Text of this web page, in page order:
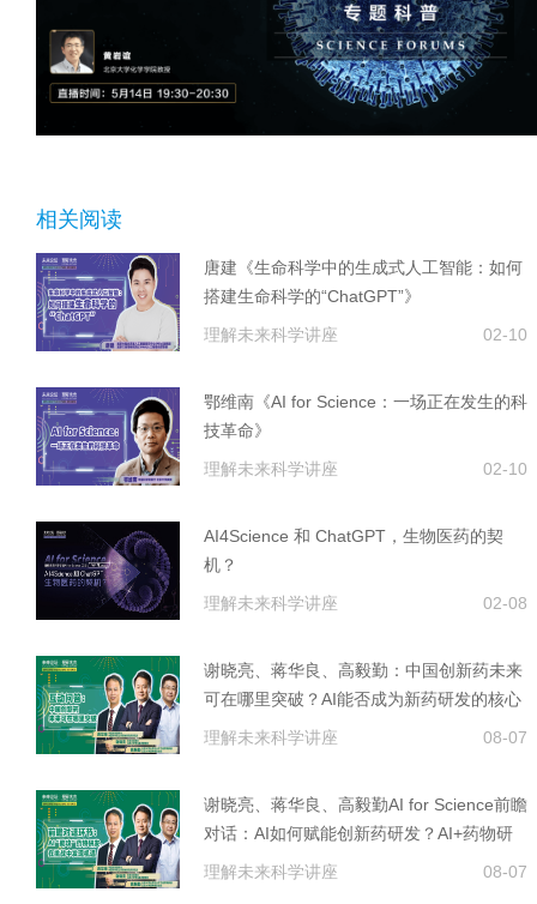
相关阅读
唐建《生命科学中的生成式人工智能：如何
搭建生命科学的“ChatGPT”》
理解未来科学讲座
02-10
鄂维南《AI for Science：一场正在发生的科
技革命》
理解未来科学讲座
02-10
AI4Science 和 ChatGPT，生物医药的契
机？
理解未来科学讲座
02-08
谢晓亮、蒋华良、高毅勤：中国创新药未来
可在哪里突破？AI能否成为新药研发的核心
技术？
理解未来科学讲座 08-07
谢晓亮、蒋华良、高毅勤AI for Science前瞻
对话：AI如何赋能创新药研发？AI+药物研
发面临的机遇与挑战
理解未来科学讲座 08-07